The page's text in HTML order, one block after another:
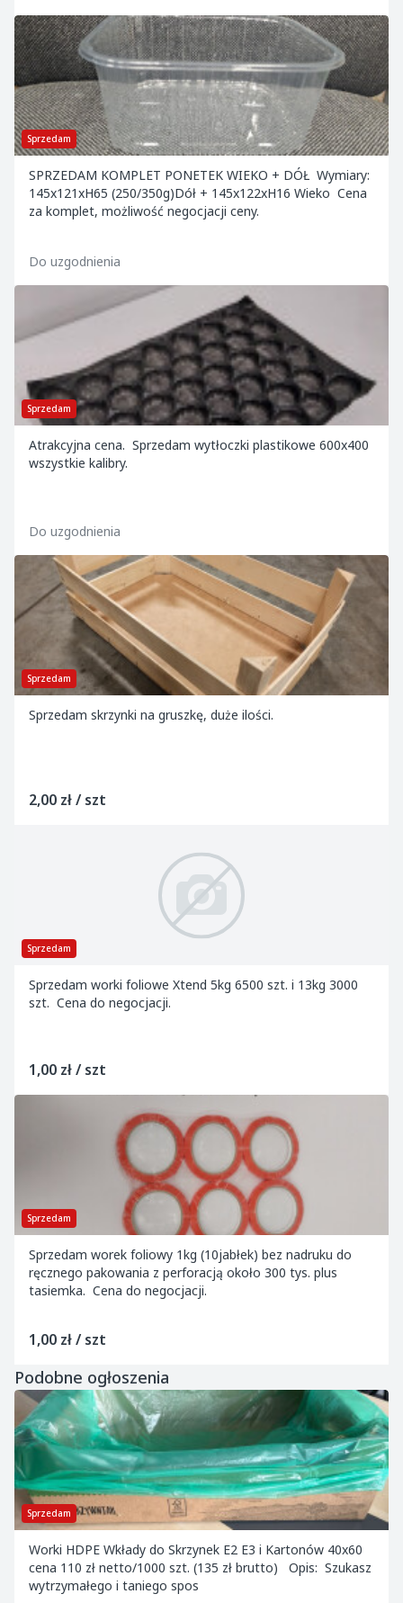
Sprzedam
SPRZEDAM KOMPLET PONETEK WIEKO + DÓŁ Wymiary:
145x121xH65 (250/350g)Dół + 145x122xH16 Wieko Cena
za komplet, możliwość negocjacji ceny.
Do uzgodnienia
Sprzedam
Atrakcyjna cena. Sprzedam wytłoczki plastikowe 600x400
wszystkie kalibry.
Do uzgodnienia
Sprzedam
Sprzedam skrzynki na gruszkę, duże ilości.
2,00 zł / szt
Sprzedam
Sprzedam worki foliowe Xtend 5kg 6500 szt. i 13kg 3000
szt. Cena do negocjacji.
1,00 zł / szt
Sprzedam
Sprzedam worek foliowy 1kg (10jabłek) bez nadruku do
ręcznego pakowania z perforacją około 300 tys. plus
tasiemka. Cena do negocjacji.
1,00 zł / szt
Podobne ogłoszenia
Sprzedam
Worki HDPE Wkłady do Skrzynek E2 E3 i Kartonów 40x60
cena 110 zł netto/1000 szt. (135 zł brutto) Opis: Szukasz
wytrzymałego i taniego spos